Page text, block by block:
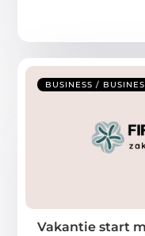
BUSINESS /
Vakantie start